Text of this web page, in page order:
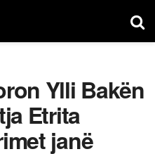
Ylli Bakën
Etrita
janë